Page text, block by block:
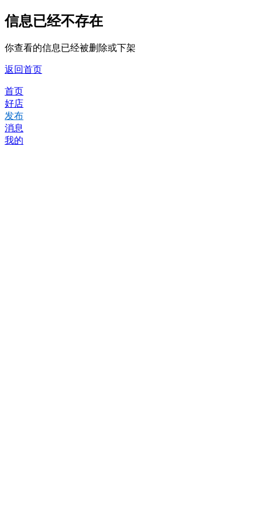
信息已经不存在
你查看的信息已经被删除或下架
返回首页
首页
好店
发布
消息
我的